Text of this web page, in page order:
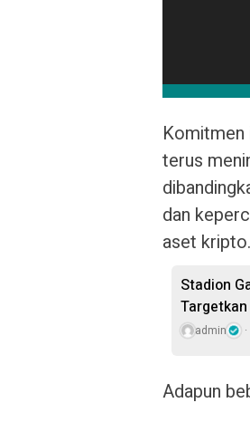
Komitmen
terus
dan
aset kripto.
Stadion
admin
Adapun